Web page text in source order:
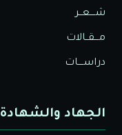
شــــعــر
مـــقــالات
دراســــات
الجهاد والشهادة